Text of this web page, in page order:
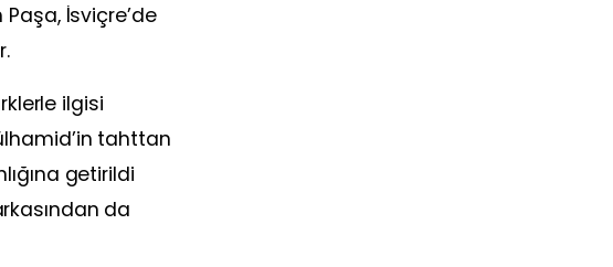
İsviçre’de
ilgisi
tahttan
getirildi
da